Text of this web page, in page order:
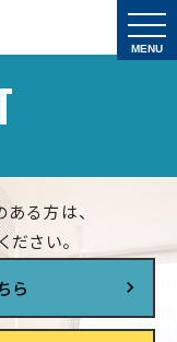
る方は、
さい。
ら
MENU